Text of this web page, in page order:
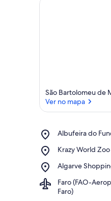
São Bartolomeu de
Ver no mapa
Albufeira do
Place,
do
Krazy World Zoo
Place,
World
Algarve
Place,
Shopping
Faro (FAO-
Faro)
Airport,
Faro